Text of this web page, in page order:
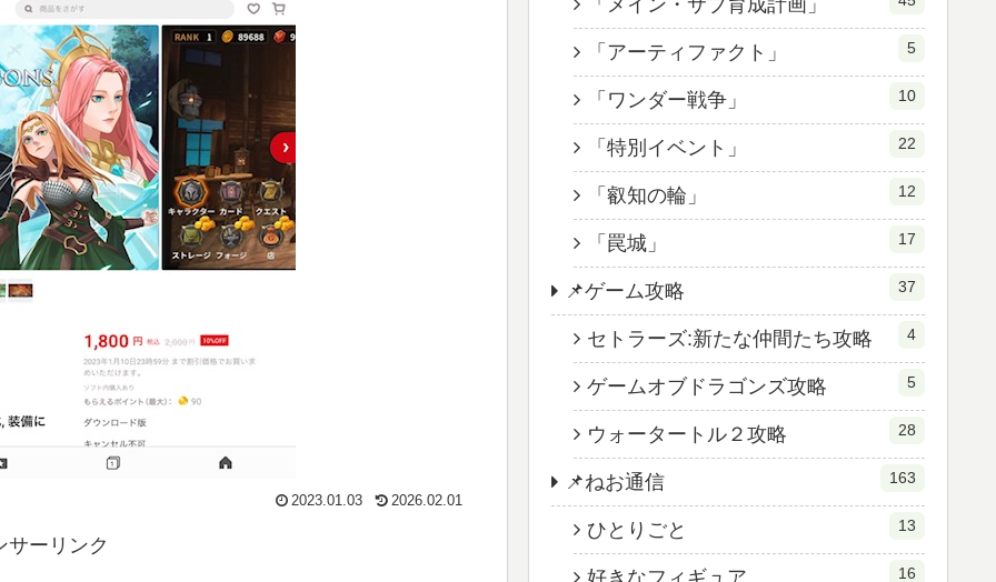
2023.01.03 2026.02.01
サーリンク
「メイン・サブ育成計画」
「アーティファクト」 5
「ワンダー戦争」 10
「特別イベント」 22
「叡知の輪」 12
「罠城」 17
📌ゲーム攻略 37
セトラーズ:新たな仲間たち攻略 4
ゲームオブドラゴンズ攻略 5
ウォータートル２攻略 28
📌ねお通信 163
ひとりごと 13
16